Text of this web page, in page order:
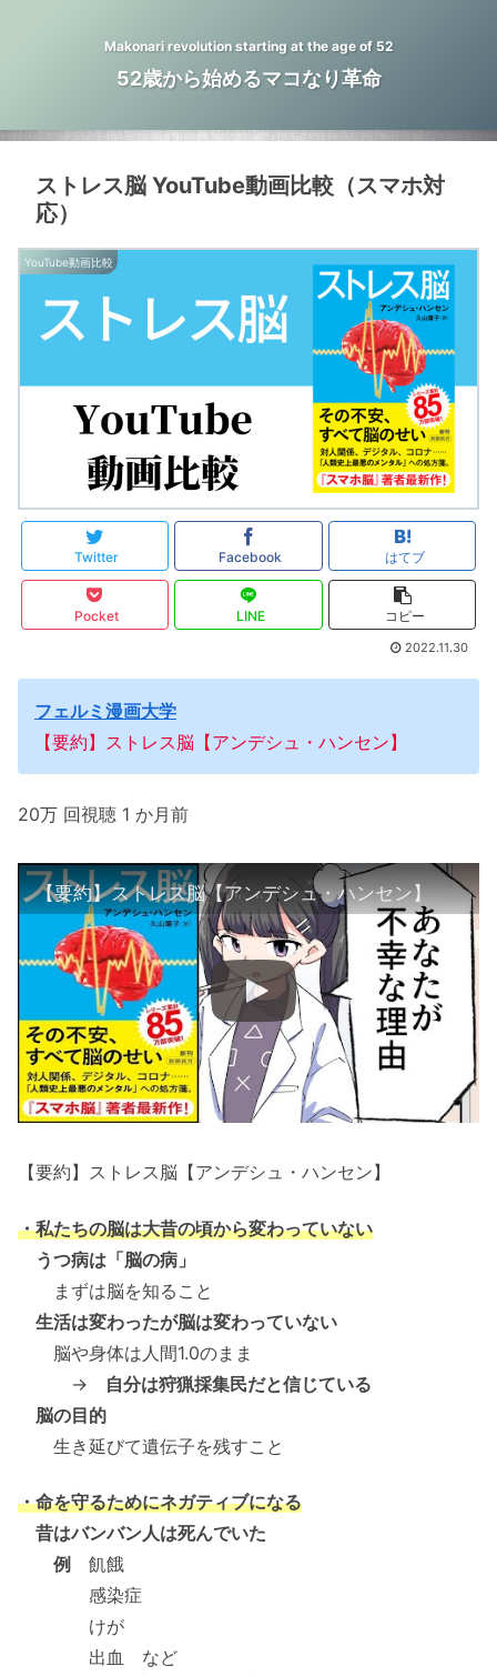
Makonari revolution starting at the age of 52
52歳から始めるマコなり革命
ストレス脳 YouTube動画比較（スマホ対
応）
YouTube動画比較
Twitter Facebook はてブ
Pocket LINE コピー
2022.11.30
フェルミ漫画大学
【要約】ストレス脳【アンデシュ・ハンセン】
20万 回視聴 1 か月前
【要約】ストレス脳【アンデシュ・ハンセン】
【要約】ストレス脳【アンデシュ・ハンセン】
・私たちの脳は大昔の頃から変わっていない
うつ病は「脳の病」
まずは脳を知ること
生活は変わったが脳は変わっていない
脳や身体は人間1.0のまま
→ 自分は狩猟採集民だと信じている
脳の目的
生き延びて遺伝子を残すこと
・命を守るためにネガティブになる
昔はバンバン人は死んでいた
例
飢餓
感染症
けが
出血 など